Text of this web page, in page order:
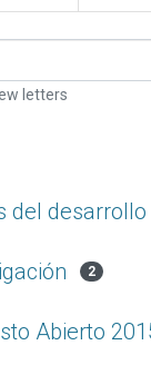
letters
del
2
Abierto